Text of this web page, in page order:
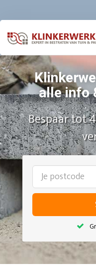
alle info
Bespaar tot